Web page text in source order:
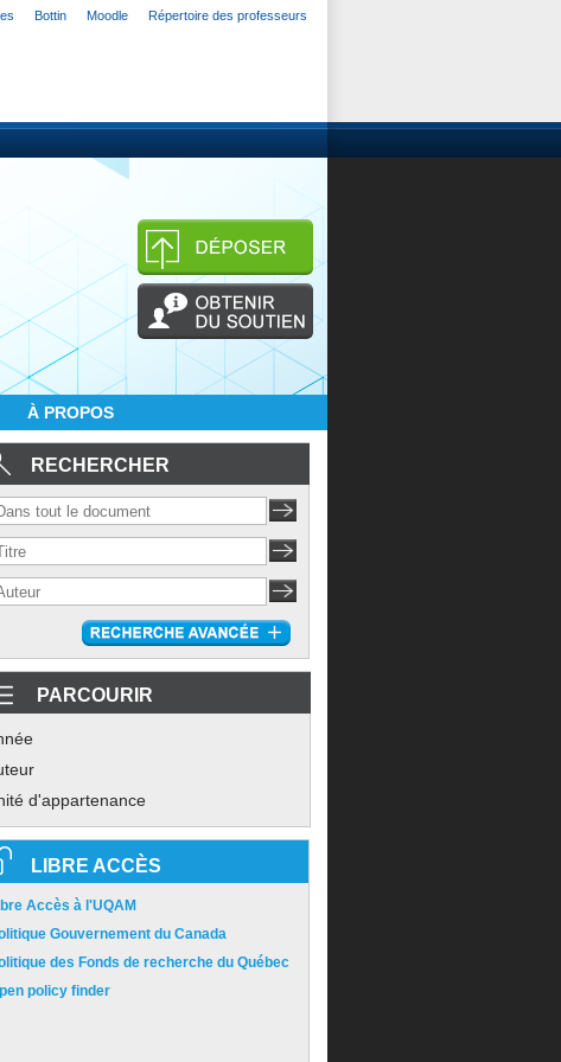
Bottin Moodle Répertoire des professeurs
À PROPOS
RECHERCHER
PARCOURIR
d'appartenance
LIBRE ACCÈS
Accès à l'UQAM
Gouvernement du Canada
des Fonds de recherche du Québec
policy finder